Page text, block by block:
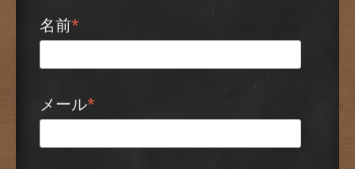
名前*
メール*